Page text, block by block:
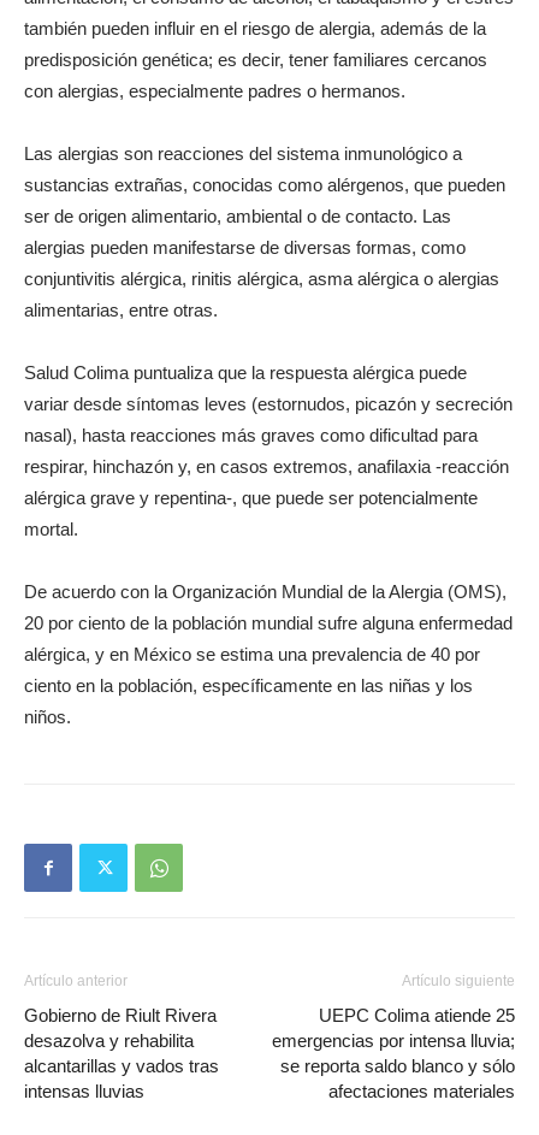
también pueden influir en el riesgo de alergia, además de la
predisposición genética; es decir, tener familiares cercanos
con alergias, especialmente padres o hermanos.
Las alergias son reacciones del sistema inmunológico a
sustancias extrañas, conocidas como alérgenos, que pueden
ser de origen alimentario, ambiental o de contacto. Las
alergias pueden manifestarse de diversas formas, como
conjuntivitis alérgica, rinitis alérgica, asma alérgica o alergias
alimentarias, entre otras.
Salud Colima puntualiza que la respuesta alérgica puede
variar desde síntomas leves (estornudos, picazón y secreción
nasal), hasta reacciones más graves como dificultad para
respirar, hinchazón y, en casos extremos, anafilaxia -reacción
alérgica grave y repentina-, que puede ser potencialmente
mortal.
De acuerdo con la Organización Mundial de la Alergia (OMS),
20 por ciento de la población mundial sufre alguna enfermedad
alérgica, y en México se estima una prevalencia de 40 por
ciento en la población, específicamente en las niñas y los
niños.
Artículo anterior
Gobierno de Riult Rivera
desazolva y rehabilita
alcantarillas y vados tras
intensas lluvias
Artículo siguiente
UEPC Colima atiende 25
emergencias por intensa lluvia;
se reporta saldo blanco y sólo
afectaciones materiales